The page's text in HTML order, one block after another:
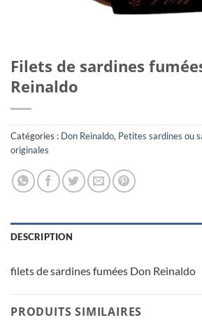
Filets de sardines
Reinaldo
Catégories : Don Reinaldo, Petites sardines ou
originales
DESCRIPTION
filets de sardines fumées Don Reinaldo
PRODUITS SIMILAIRES